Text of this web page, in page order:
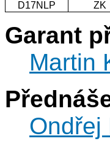
D17NLP
ZK
Garant
Martin
Ondřej